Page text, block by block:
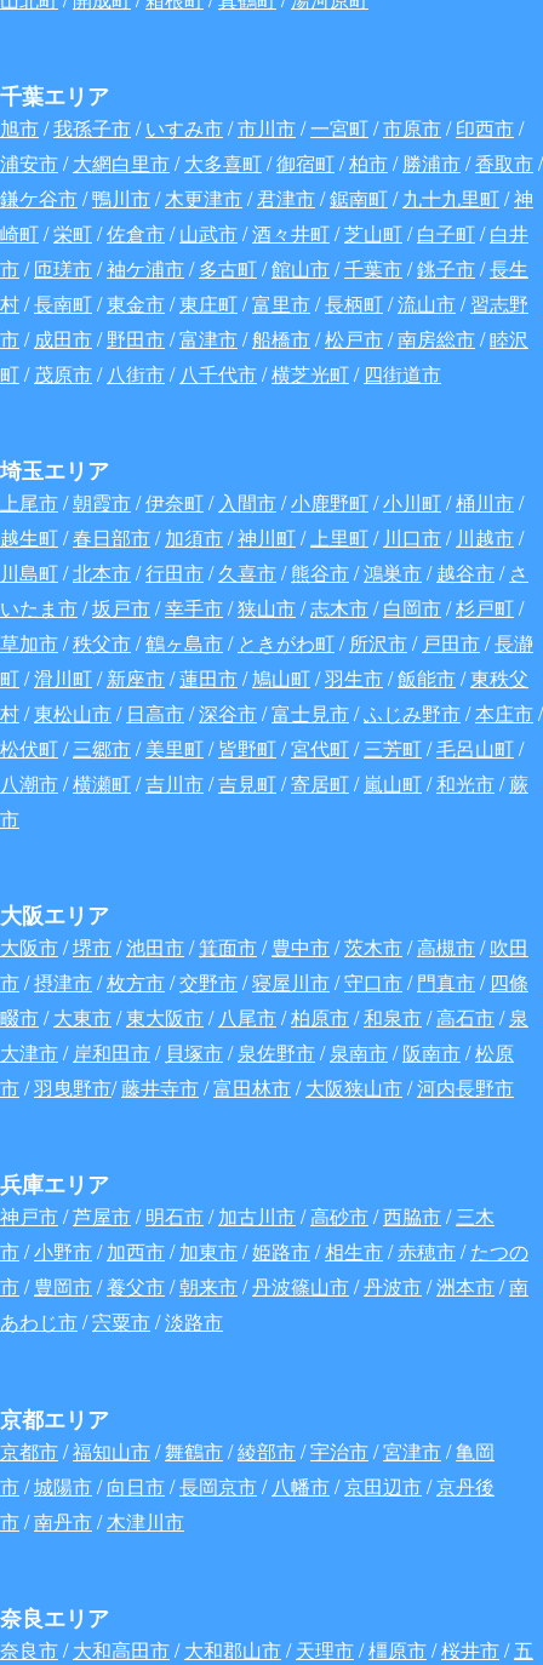
千葉エリア
旭市/我孫子市/いすみ市/市川市/一宮町/市原市/印西市/
浦安市/大網白里市/大多喜町/御宿町/柏市/勝浦市/香取市/
鎌ケ谷市/鴨川市/木更津市/君津市/鋸南町/九十九里町/神
崎町/栄町/佐倉市/山武市/酒々井町/芝山町/白子町/白井
市/匝瑳市/袖ケ浦市/多古町/館山市/千葉市/銚子市/長生
村/長南町/東金市/東庄町/富里市/長柄町/流山市/習志野
市/ 成田市/野田市/富津市/船橋市/松戸市/南房総市/睦沢
町/茂原市/ 八街市/ 八千代市/横芝光町/ 四街道市
埼玉エリア
上尾市/朝霞市/伊奈町/ 入間市/小鹿野町/小川町/桶川市/
越生町/春日部市/加須市/神川町/上里町/ 川口市/ 川越市/
川島町/北本市/行田市/久喜市/熊谷市/鴻巣市/越谷市/ さ
いたま市/坂戸市/幸手市/狭山市/志木市/白岡市/杉戸町/
草加市/秩父市/鶴ヶ島市/ ときがわ町/所沢市/ 戸田市/長瀞
町/滑川町/新座市/蓮田市/鳩山町/羽生市/飯能市/東秩父
村/東松山市/ 日高市/深谷市/富士見市/ふじみ野市/本庄市/
松伏町/三郷市/美里町/皆野町/宮代町/三芳町/毛呂山町/
八潮市/横瀬町/吉川市/吉見町/寄居町/嵐山町/和光市/蕨
市
大阪エリア
大阪市/堺市/池田市/箕面市/豊中市/茨木市/高槻市/吹田
市/摂津市/枚方市/交野市/寝屋川市/守口市/門真市/ 四條
畷市/大東市/東大阪市/ 八尾市/柏原市/和泉市/高石市/泉
大津市/ 岸和田市/ 貝塚市/泉佐野市/泉南市/阪南市/松原
市/羽曳野市/藤井寺市/富田林市/大阪狭山市/河内長野市
兵庫エリア
神戸市/芦屋市/明石市/加古川市/高砂市/西脇市/三木
市/小野市/加西市/加東市/姫路市/相生市/赤穂市/たつの
市/豊岡市/養父市/朝来市/丹波篠山市/丹波市/洲本市/南
あわじ市/宍粟市/淡路市
京都エリア
京都市/福知山市/舞鶴市/綾部市/宇治市/宮津市/亀岡
市/城陽市/向日市/長岡京市/ 八幡市/京田辺市/京丹後
市/南丹市/木津川市
奈良エリア
奈良市/大和高田市/大和郡山市/天理市/橿原市/桜井市/五